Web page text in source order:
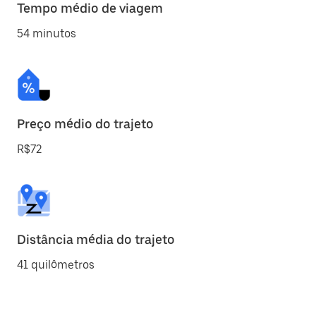
Tempo médio de viagem
54 minutos
Preço médio do trajeto
R$72
Distância média do trajeto
41 quilômetros